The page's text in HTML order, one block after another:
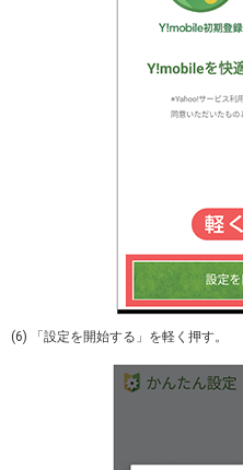
(6) 「設定を開始する」を軽く押す。